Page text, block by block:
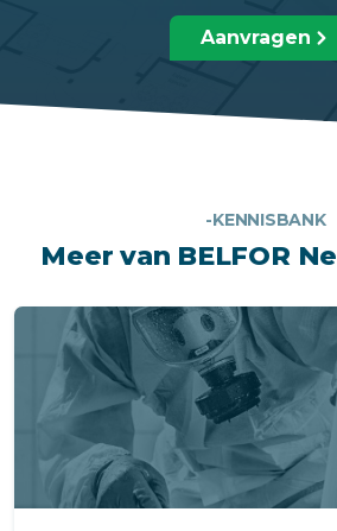
Aanvragen
-KENNISBANK
Meer van BELFOR